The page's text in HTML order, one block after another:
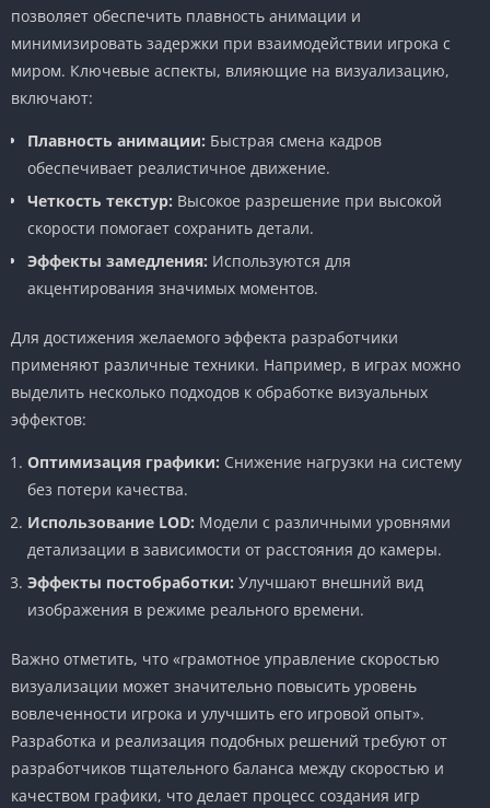
позволяет обеспечить плавность анимации и
минимизировать задержки при взаимодействии игрока с
миром. Ключевые аспекты, влияющие на визуализацию,
включают:
Плавность анимации: Быстрая смена кадров
обеспечивает реалистичное движение.
Четкость текстур: Высокое разрешение при высокой
скорости помогает сохранить детали.
Эффекты замедления: Используются для
акцентирования значимых моментов.
Для достижения желаемого эффекта разработчики
применяют различные техники. Например, в играх можно
выделить несколько подходов к обработке визуальных
эффектов:
Оптимизация графики: Снижение нагрузки на систему
без потери качества.
Использование LOD: Модели с различными уровнями
детализации в зависимости от расстояния до камеры.
Эффекты постобработки: Улучшают внешний вид
изображения в режиме реального времени.
Важно отметить, что «грамотное управление скоростью
визуализации может значительно повысить уровень
вовлеченности игрока и улучшить его игровой опыт».
Разработка и реализация подобных решений требуют от
разработчиков тщательного баланса между скоростью и
качеством графики, что делает процесс создания игр